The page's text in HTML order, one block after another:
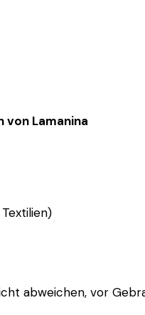
von Lamanina
abweichen, vor